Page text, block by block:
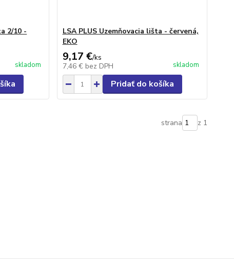
2/10 -
skladom
LSA PLUS Uzemňovacia lišta - červená,
EKO
9,17 €/ks
7,46 € bez DPH skladom
Pridať do košíka
strana z 1